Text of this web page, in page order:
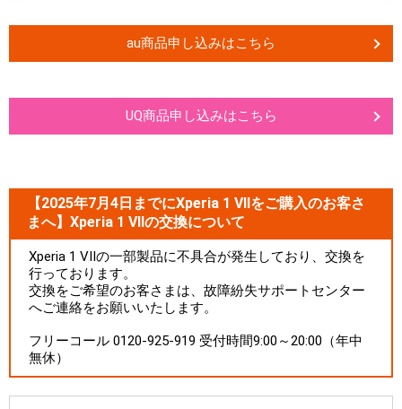
au商品申し込みはこちら
UQ商品申し込みはこちら
【2025年7月4日までにXperia 1 VIIをご購入のお客さ
まへ】Xperia 1 VIIの交換について
Xperia 1 VIIの一部製品に不具合が発生しており、交換を
行っております。
交換をご希望のお客さまは、故障紛失サポートセンター
へご連絡をお願いいたします。
フリーコール 0120-925-919 受付時間9:00～20:00（年中
無休）